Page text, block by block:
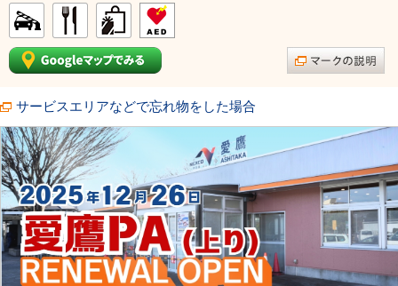
サービスエリアなどで忘れ物をした場合